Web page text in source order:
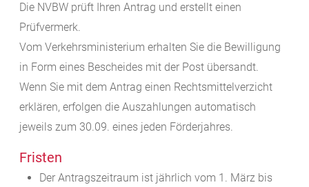
Die NVBW prüft Ihren Antrag und erstellt einen
Prüfvermerk.
Vom Verkehrsministerium erhalten Sie die Bewilligung
in Form eines Bescheides mit der Post übersandt.
Wenn Sie mit dem Antrag einen Rechtsmittelverzicht
erklären, erfolgen die Auszahlungen automatisch
jeweils zum 30.09. eines jeden Förderjahres.
Fristen
Der Antragszeitraum ist jährlich vom 1. März bis